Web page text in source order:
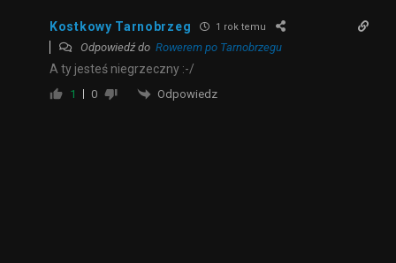
Kostkowy Tarnobrzeg 1 rok temu
Odpowiedź do Rowerem po Tarnobrzegu
A ty jesteś niegrzeczny :-/
1 0 Odpowiedz